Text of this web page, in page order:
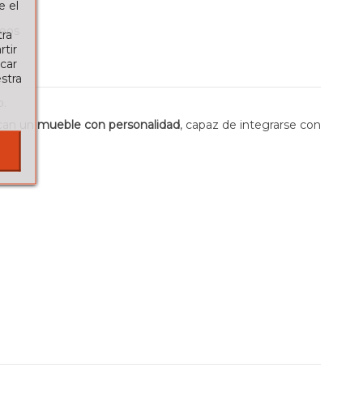
mueble con personalidad, capaz de integrarse con
el